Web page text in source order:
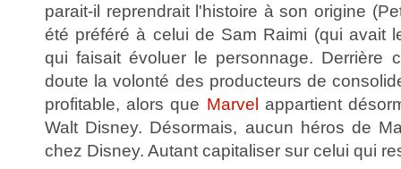
parait-il reprendrait l'histoire à son origine
été préféré à celui de Sam Raimi (qui avait
qui faisait évoluer le personnage. Derrière
doute la volonté des producteurs de
profitable, alors que Marvel appartient
Walt Disney. Désormais, aucun héros de
chez Disney. Autant capitaliser sur celui qui